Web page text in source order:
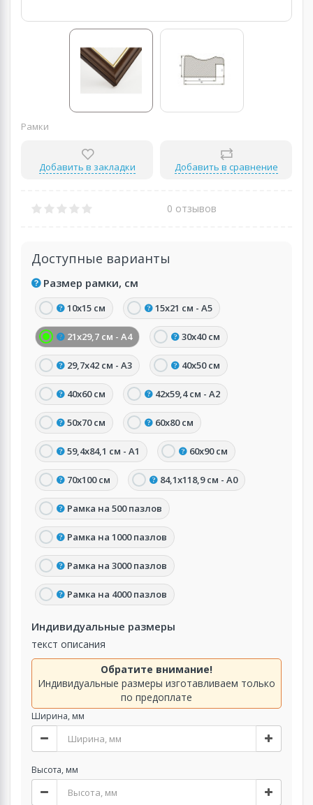
Рамки
Добавить в закладки Добавить в сравнение
0 отзывов
Доступные варианты
Размер рамки, см
10х15 см 15х21 см - А5
21х29,7 см - А4 30х40 см
29,7х42 см - А3 40х50 см
40х60 см 42х59,4 см - А2
50х70 см 60х80 см
59,4х84,1 см - А1 60х90 см
70х100 см 84,1х118,9 см - А0
Рамка на 500 пазлов
Рамка на 1000 пазлов
Рамка на 3000 пазлов
Рамка на 4000 пазлов
Индивидуальные размеры
текст описания
Обратите внимание!
Индивидуальные размеры изготавливаем только
по предоплате
Ширина, мм
Высота, мм